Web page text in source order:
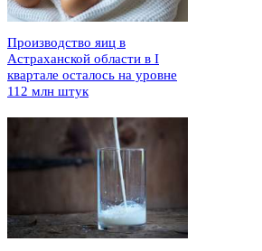
Производство яиц в
Астраханской области в I
квартале осталось на уровне
112 млн штук